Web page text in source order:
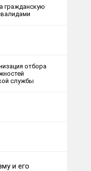
гражданскую
отбора
службы
и его